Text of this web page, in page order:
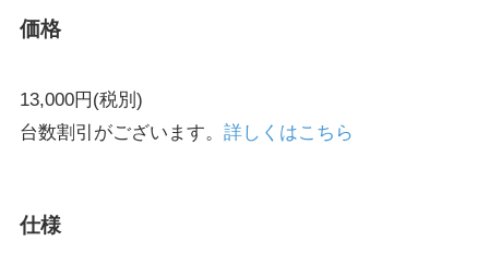
価格
13,000円(税別)
台数割引がございます。 詳しくはこちら
仕様